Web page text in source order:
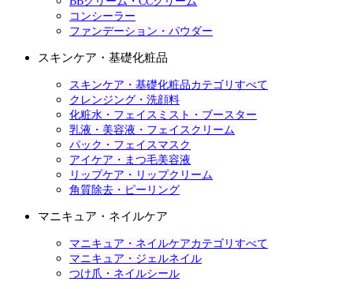
コンシーラー
ファンデーション・パウダー
スキンケア・基礎化粧品
スキンケア・基礎化粧品カテゴリすべて
クレンジング・洗顔料
化粧水・フェイスミスト・ブースター
乳液・美容液・フェイスクリーム
パック・フェイスマスク
アイケア・まつ毛美容液
リップケア・リップクリーム
角質除去・ピーリング
マニキュア・ネイルケア
マニキュア・ネイルケアカテゴリすべて
マニキュア・ジェルネイル
つけ爪・ネイルシール